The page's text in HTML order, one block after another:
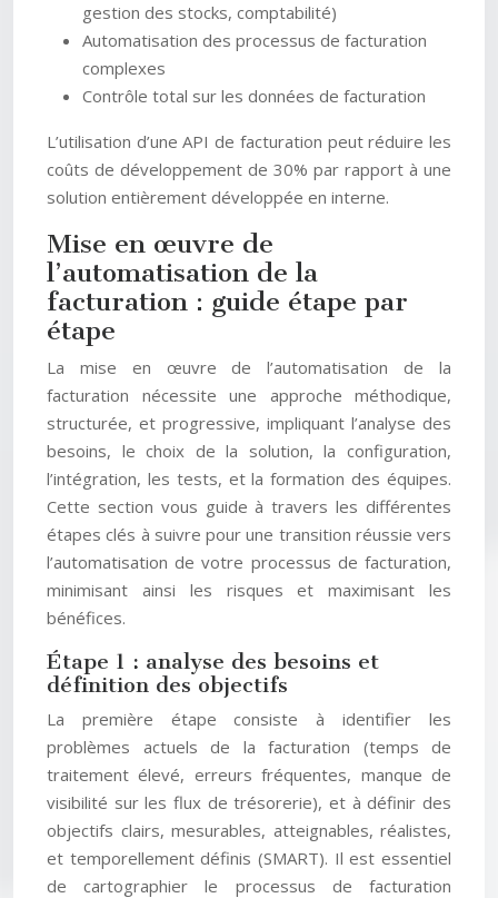
gestion des stocks, comptabilité)
Automatisation des processus de facturation
complexes
Contrôle total sur les données de facturation
L’utilisation d’une API de facturation peut réduire les
coûts de développement de 30% par rapport à une
solution entièrement développée en interne.
Mise en œuvre de
l’automatisation de la
facturation : guide étape par
étape
La mise en œuvre de l’automatisation de la
facturation nécessite une approche méthodique,
structurée, et progressive, impliquant l’analyse des
besoins, le choix de la solution, la configuration,
l’intégration, les tests, et la formation des équipes.
Cette section vous guide à travers les différentes
étapes clés à suivre pour une transition réussie vers
l’automatisation de votre processus de facturation,
minimisant ainsi les risques et maximisant les
bénéfices.
Étape 1 : analyse des besoins et
définition des objectifs
La première étape consiste à identifier les
problèmes actuels de la facturation (temps de
traitement élevé, erreurs fréquentes, manque de
visibilité sur les flux de trésorerie), et à définir des
objectifs clairs, mesurables, atteignables, réalistes,
et temporellement définis (SMART). Il est essentiel
de cartographier le processus de facturation